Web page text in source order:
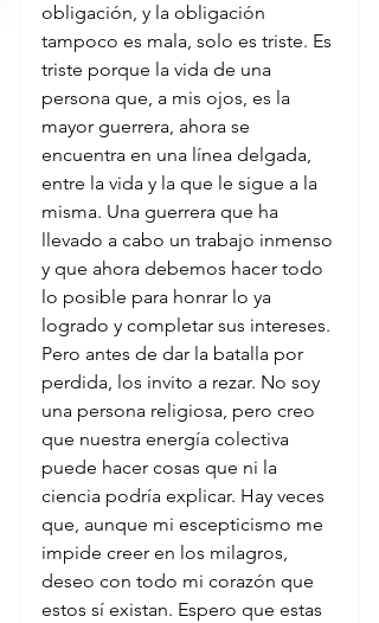
obligación, y la obligación
tampoco es mala, solo es triste. Es
triste porque la vida de una
persona que, a mis ojos, es la
mayor guerrera, ahora se
encuentra en una línea delgada,
entre la vida y la que le sigue a la
misma. Una guerrera que ha
llevado a cabo un trabajo inmenso
y que ahora debemos hacer todo
lo posible para honrar lo ya
logrado y completar sus intereses.
Pero antes de dar la batalla por
perdida, los invito a rezar. No soy
una persona religiosa, pero creo
que nuestra energía colectiva
puede hacer cosas que ni la
ciencia podría explicar. Hay veces
que, aunque mi escepticismo me
impide creer en los milagros,
deseo con todo mi corazón que
estos sí existan. Espero que estas